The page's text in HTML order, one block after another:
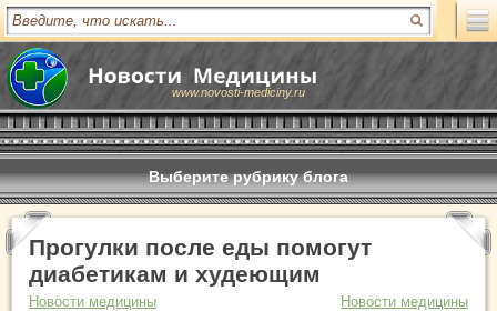
www.novosti-mediciny.ru
Выберите рубрику блога
Прогулки после еды помогут
диабетикам и худеющим
Новости медицины
Новости медицины